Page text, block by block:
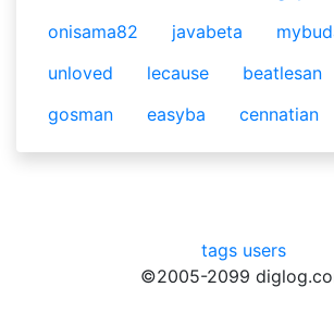
onisama82
javabeta
unloved
lecause beatlesan
gosman
easyba cennatian
tags users
©2005-2099